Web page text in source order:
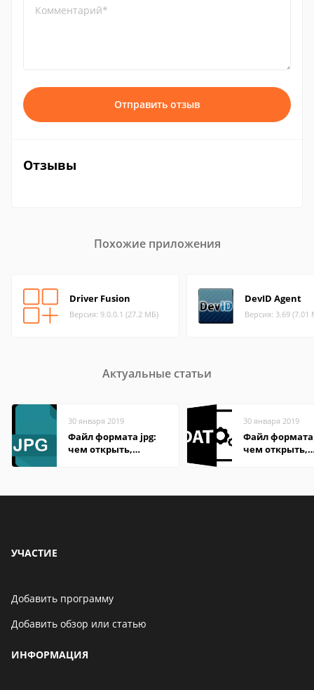
Комментарий*
Отправить отзыв
Отзывы
Похожие приложения
Driver Fusion
Версия: 9.0.0.1 (27.2 МБ)
DevID Agent
Версия: 3.69 (7.01
Актуальные статьи
30 января 2019
Файл формата jpg:
чем открыть,
30 января 2019
Файл формата
чем открыть,
УЧАСТИЕ
Добавить программу
Добавить обзор или статью
ИНФОРМАЦИЯ